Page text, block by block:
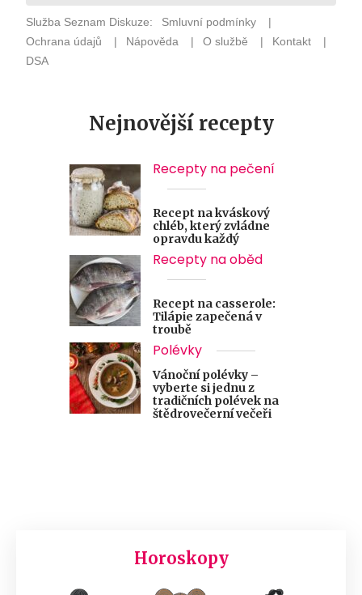
Nejnovější recepty
Recepty na pečení
Recept na kváskový
chléb, který zvládne
opravdu každý
Recepty na oběd
Recept na casserole:
Tilápie zapečená v
troubě
Polévky
Vánoční polévky –
vyberte si jednu z
tradičních polévek na
štědrovečerní večeři
Horoskopy